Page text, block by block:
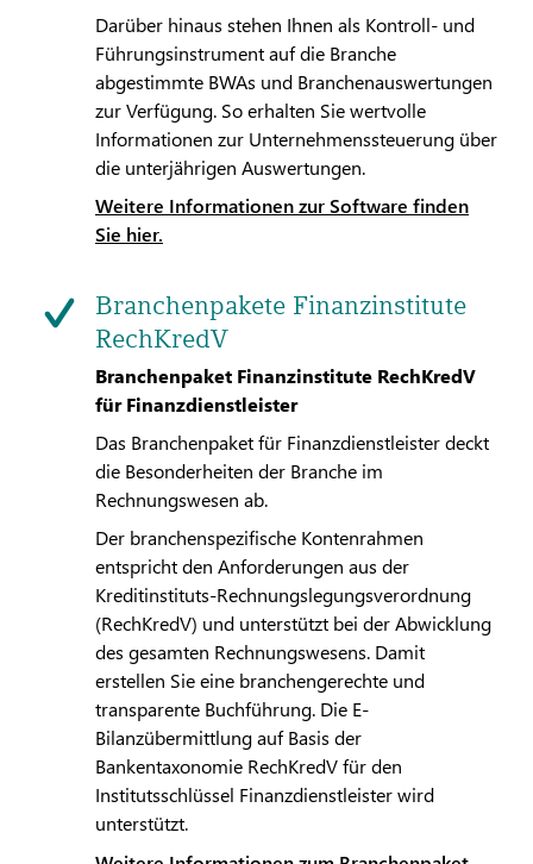
Darüber hinaus stehen Ihnen als Kontroll- und
Führungsinstrument auf die Branche
abgestimmte BWAs und Branchenauswertungen
zur Verfügung. So erhalten Sie wertvolle
Informationen zur Unternehmenssteuerung über
die unterjährigen Auswertungen.
Weitere Informationen zur Software finden
Sie hier.
Branchenpakete Finanzinstitute
RechKredV
Branchenpaket Finanzinstitute RechKredV
für Finanzdienstleister
Das Branchenpaket für Finanzdienstleister deckt
die Besonderheiten der Branche im
Rechnungswesen ab.
Der branchenspezifische Kontenrahmen
entspricht den Anforderungen aus der
Kreditinstituts-Rechnungslegungsverordnung
(RechKredV) und unterstützt bei der Abwicklung
des gesamten Rechnungswesens. Damit
erstellen Sie eine branchengerechte und
transparente Buchführung. Die E-
Bilanzübermittlung auf Basis der
Bankentaxonomie RechKredV für den
Institutsschlüssel Finanzdienstleister wird
unterstützt.